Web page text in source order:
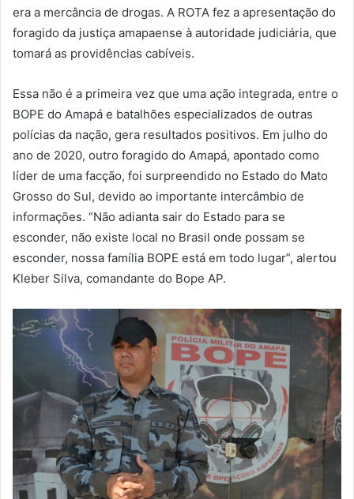
era a mercância de drogas. A ROTA fez a apresentação do
foragido da justiça amapaense à autoridade judiciária, que
tomará as providências cabíveis.
Essa não é a primeira vez que uma ação integrada, entre o
BOPE do Amapá e batalhões especializados de outras
polícias da nação, gera resultados positivos. Em julho do
ano de 2020, outro foragido do Amapá, apontado como
líder de uma facção, foi surpreendido no Estado do Mato
Grosso do Sul, devido ao importante intercâmbio de
informações. “Não adianta sair do Estado para se
esconder, não existe local no Brasil onde possam se
esconder, nossa família BOPE está em todo lugar”, alertou
Kleber Silva, comandante do Bope AP.